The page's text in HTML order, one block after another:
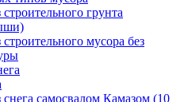
грунта
мусора без
самосвалом Камазом (10